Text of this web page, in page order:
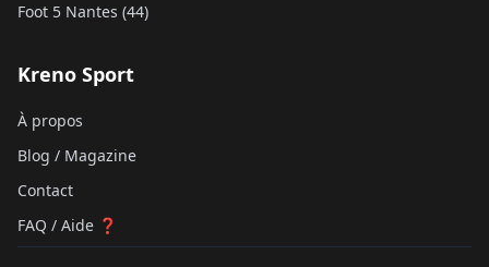
Foot 5 Nantes (44)
Kreno Sport
À propos
Blog / Magazine
Contact
FAQ / Aide ❓